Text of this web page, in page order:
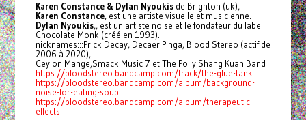
Karen Constance & Dylan Nyoukisde Brighton (uk),
Karen Constance, est une artiste visuelle et musicienne.
Dylan Nyoukis,, est un artiste noise et le fondateur du label
Chocolate Monk (créé en 1993).
nicknames:::Prick Decay, Decaer Pinga, Blood Stereo (actif de
2006 à 2020),
Ceylon Mange,Smack Music 7 et The Polly Shang Kuan Band
https://bloodstereo.bandcamp.com/track/the-glue-tank
https://bloodstereo.bandcamp.com/album/background-
noise-for-eating-soup
https://bloodstereo.bandcamp.com/album/therapeutic-
effects